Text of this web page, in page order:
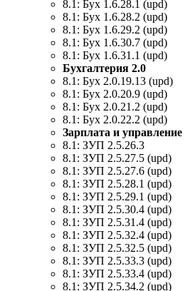
8.1: Бух 1.6.28.1 (upd)
8.1: Бух 1.6.28.2 (upd)
8.1: Бух 1.6.29.2 (upd)
8.1: Бух 1.6.30.7 (upd)
8.1: Бух 1.6.31.1 (upd)
Бухгалтерия 2.0
8.1: Бух 2.0.19.13 (upd)
8.1: Бух 2.0.20.9 (upd)
8.1: Бух 2.0.21.2 (upd)
8.1: Бух 2.0.22.2 (upd)
Зарплата и
8.1: ЗУП 2.5.26.3
8.1: ЗУП 2.5.27.5 (upd)
8.1: ЗУП 2.5.27.6 (upd)
8.1: ЗУП 2.5.28.1 (upd)
8.1: ЗУП 2.5.29.1 (upd)
8.1: ЗУП 2.5.30.4 (upd)
8.1: ЗУП 2.5.31.4 (upd)
8.1: ЗУП 2.5.32.4 (upd)
8.1: ЗУП 2.5.32.5 (upd)
8.1: ЗУП 2.5.33.3 (upd)
8.1: ЗУП 2.5.33.4 (upd)
8.1: ЗУП 2.5.34.2 (upd)